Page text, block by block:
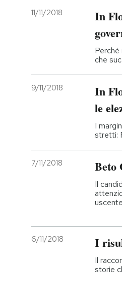
11/11/2018
In
Perché
che
9/11/2018
In
le
I
stretti:
7/11/2018 Beto
Il
6/11/2018 I
Il
storie